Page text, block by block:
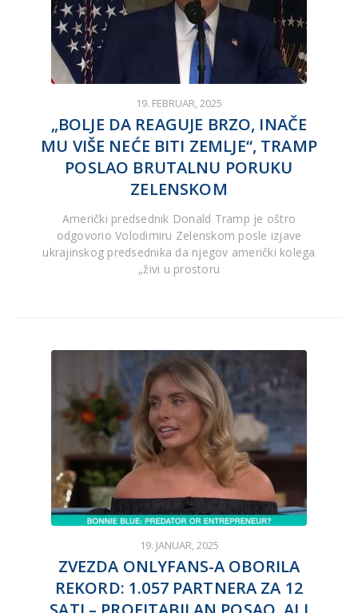
19. FEBRUAR, 2025
„BOLJE DA REAGUJE BRZO, INAČE
MU VIŠE NEĆE BITI ZEMLJE“, TRAMP
POSLAO BRUTALNU PORUKU
ZELENSKOM
Američki predsednik Donald Tramp je oštro
odgovorio Volodimiru Zelenskom posle izjave
ukrajinskog predsednika da njegov američki kolega
„živi u prostoru
19. JANUAR, 2025
ZVEZDA ONLYFANS-A OBORILA
REKORD: 1.057 PARTNERA ZA 12